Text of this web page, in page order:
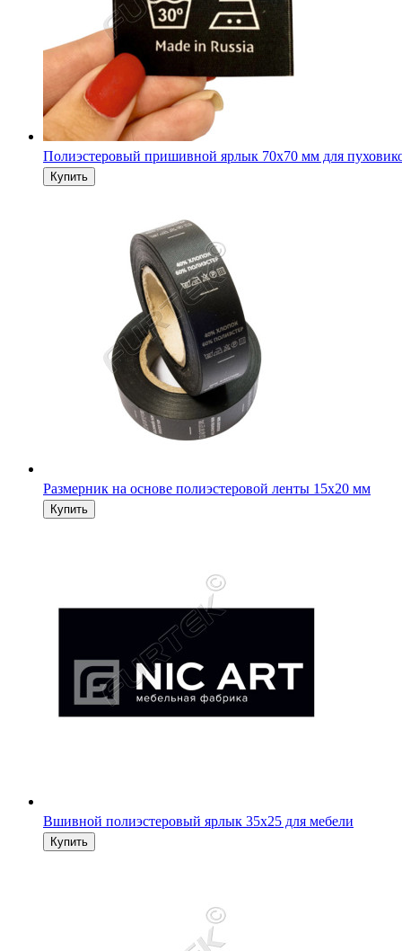
Полиэстеровый пришивной ярлык 70х70 мм для
Размерник на основе полиэстеровой ленты 15х20 мм
Вшивной полиэстеровый ярлык 35х25 для мебели